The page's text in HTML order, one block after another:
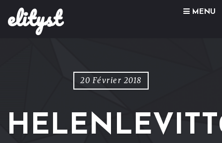
elityst MENU
Skip to content
20 Février 2018